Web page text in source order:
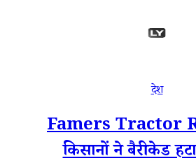
देश
Famers Tractor
किसानों ने बैरीकेड